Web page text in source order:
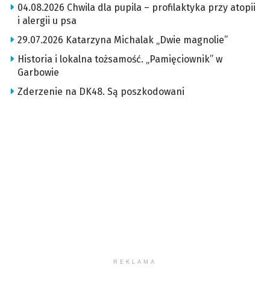
04.08.2026 Chwila dla pupila – profilaktyka przy atopii
i alergii u psa
29.07.2026 Katarzyna Michalak „Dwie magnolie”
Historia i lokalna tożsamość. „Pamięciownik” w
Garbowie
Zderzenie na DK48. Są poszkodowani
REKLAMA